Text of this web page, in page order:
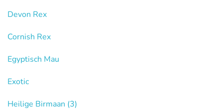
Devon Rex
Cornish Rex
Egyptisch Mau
Exotic
Heilige Birmaan (3)